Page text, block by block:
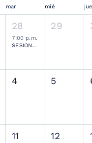
mar mié jue
28
7:00 p.m.
SESIONES MENSUALES NEUROCIRUGÍA PEDIÁTRICA MEXICANA
29
4 5
11 12